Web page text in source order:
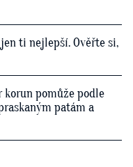
ti nejlepší. Ověřte si,
korun pomůže podle
patám a